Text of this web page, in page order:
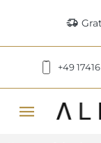
delivery_truck_speed
+49
menu